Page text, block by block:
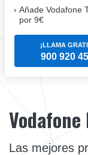
Añade Vodafone
por 9€
¡LLAMA
900 920
Las mejores